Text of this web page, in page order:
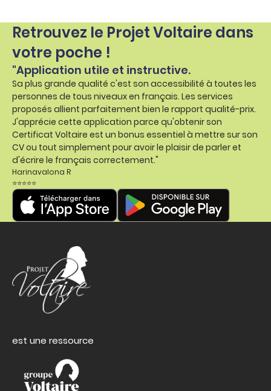
Retrouvez le Projet Voltaire dans
votre poche !
"Application utile et instructive.
Sa plus grande qualité c'est son accessibilité à toutes les
personnes de tous niveaux en français. Les services
proposés allient parfaitement bien le rapport qualité-prix.
J'apprécie cette application parce qu'obtenir son
Certificat Voltaire est un bonus essentiel à mettre sur son
CV ou tout simplement pour avoir le plaisir de parler et
d'écrire le français correctement."
Harinavalona R
⭐⭐⭐⭐⭐
est une ressource